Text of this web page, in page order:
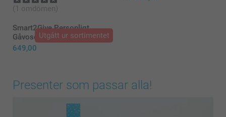
(1 omdömen)
Utgått ur sortimentet
Smart2Give Personligt
Gåvoset Frukost
649,00
Presenter som passar alla!